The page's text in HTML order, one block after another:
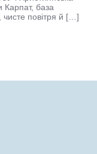
Карпат, база
чисте повітря й […]